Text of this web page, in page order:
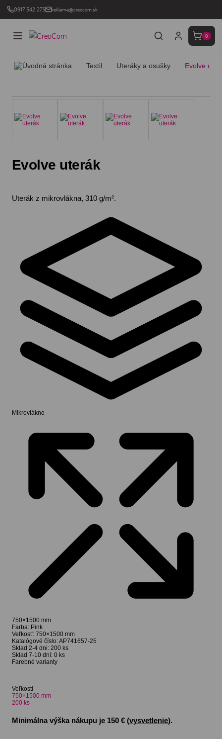
0917 342 273 reklama@creocom.sk
0
Textil Uteráky a osušky Evolve
Evolve uterák
Uterák z mikrovlákna, 310 g/m².
Mikrovlákno
750×1500 mm
Farba: Pink
Veľkosť: 750×1500 mm
Katalógové číslo:AP741657-25
Sklad 2-4 dni: 200 ks
Sklad 7-10 dní: 0 ks
Farebné varianty
Veľkosti
750×1500 mm
200 ks
Minimálna výška nákupu je 150 € (vysvetlenie).